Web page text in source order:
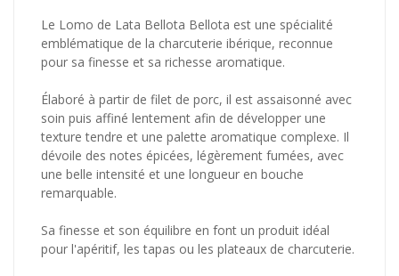
Le Lomo de Lata Bellota Bellota est une spécialité
emblématique de la charcuterie ibérique, reconnue
pour sa finesse et sa richesse aromatique.
Élaboré à partir de filet de porc, il est assaisonné avec
soin puis affiné lentement afin de développer une
texture tendre et une palette aromatique complexe. Il
dévoile des notes épicées, légèrement fumées, avec
une belle intensité et une longueur en bouche
remarquable.
Sa finesse et son équilibre en font un produit idéal
pour l'apéritif, les tapas ou les plateaux de charcuterie.